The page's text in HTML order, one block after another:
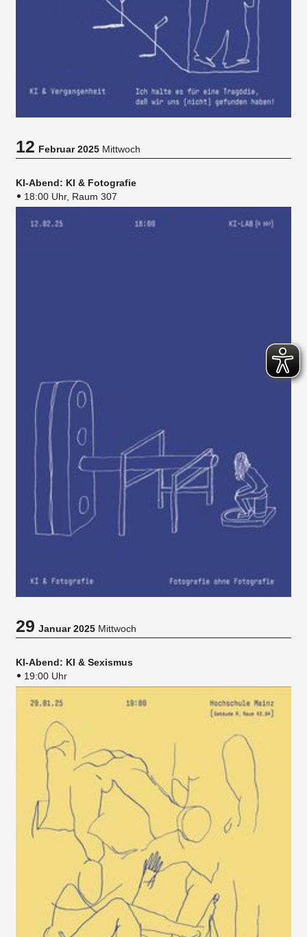
12Februar 2025 Mittwoch
KI-Abend: KI & Fotografie
18:00 Uhr, Raum 307
29Januar 2025 Mittwoch
KI-Abend: KI & Sexismus
19:00 Uhr